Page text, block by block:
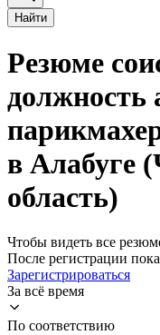
Найти
Резюме
должность
в Алабуге
область)
Чтобы видеть все
После регистрации
Зарегистрироваться
За всё время
По соответствию